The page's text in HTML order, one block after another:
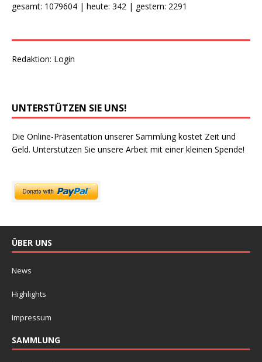
gesamt: 1079604 | heute: 342 | gestern: 2291
Redaktion: Login
UNTERSTÜTZEN SIE UNS!
Die Online-Präsentation unserer Sammlung kostet Zeit und
Geld. Unterstützen Sie unsere Arbeit mit einer kleinen Spende!
ÜBER UNS
News
Highlights
Impressum
SAMMLUNG